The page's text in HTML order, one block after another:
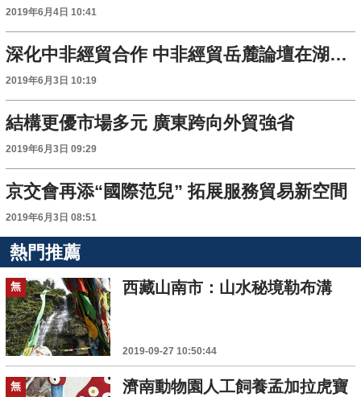
2019年6月4日 10:41
深化中非經貿合作 中非經貿岳麓論壇在湖南大學開講
2019年6月3日 10:19
結構更優市場多元 廣東跨向外貿強省
2019年6月3日 09:29
京交會再添“國際范兒” 拓展服務貿易新空間
2019年6月3日 08:51
熱門推薦
無 西藏山南市：山水秘境勒布溝
2019-09-27 10:50:44
無
濟南動物園人工飼養孟加拉虎寶